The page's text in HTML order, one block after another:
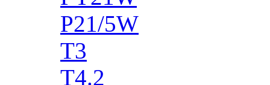
P21/5W
T3
T4.2